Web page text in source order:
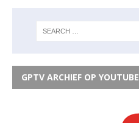
GPTV ARCHIEF OP YOUTUBE